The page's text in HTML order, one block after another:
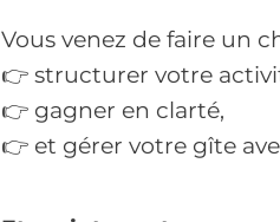
Vous venez de faire un
👉 structurer votre
👉 gagner en clarté,
👉 et gérer votre gîte